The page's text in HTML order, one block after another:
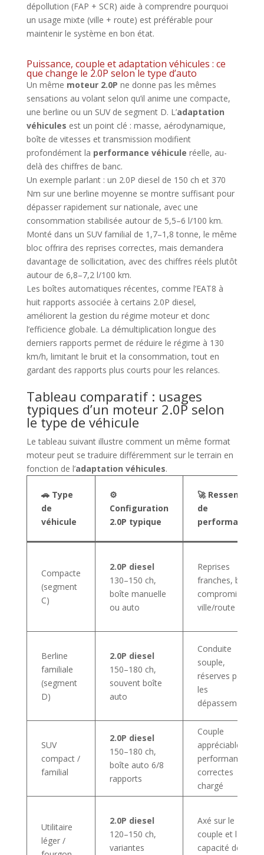
dépollution (FAP + SCR) aide à comprendre pourquoi
un usage mixte (ville + route) est préférable pour
maintenir le système en bon état.
Puissance, couple et adaptation véhicules : ce
que change le 2.0P selon le type d’auto
Un même moteur 2.0P ne donne pas les mêmes
sensations au volant selon qu’il anime une compacte,
une berline ou un SUV de segment D. L’adaptation
véhicules est un point clé : masse, aérodynamique,
boîte de vitesses et transmission modifient
profondément la performance véhicule réelle, au-
delà des chiffres de banc.
Un exemple parlant : un 2.0P diesel de 150 ch et 370
Nm sur une berline moyenne se montre suffisant pour
dépasser rapidement sur nationale, avec une
consommation stabilisée autour de 5,5–6 l/100 km.
Monté dans un SUV familial de 1,7–1,8 tonne, le même
bloc offrira des reprises correctes, mais demandera
davantage de sollicitation, avec des chiffres réels plutôt
autour de 6,8–7,2 l/100 km.
Les boîtes automatiques récentes, comme l’EAT8 à
huit rapports associée à certains 2.0P diesel,
améliorent la gestion du régime moteur et donc
l’efficience globale. La démultiplication longue des
derniers rapports permet de réduire le régime à 130
km/h, limitant le bruit et la consommation, tout en
gardant des rapports plus courts pour les relances.
Tableau comparatif : usages
typiques d’un moteur 2.0P selon
le type de véhicule
Le tableau suivant illustre comment un même format
moteur peut se traduire différemment sur le terrain en
fonction de l’adaptation véhicules.
🚗 Type
de
véhicule
⚙️
Configuration
2.0P typique
🚀 Ressenti
de
performance
Compacte
(segment
C)
2.0P diesel
130–150 ch,
boîte manuelle
ou auto
Reprises
franches, bon
compromis
ville/route
Berline
familiale
(segment
D)
2.0P diesel
150–180 ch,
souvent boîte
auto
Conduite
souple,
réserves pour
les
dépassements
SUV
compact /
familial
2.0P diesel
150–180 ch,
boîte auto 6/8
rapports
Couple
appréciable,
performances
correctes
chargé
Utilitaire
léger /
2.0P diesel
120–150 ch,
variantes
Axé sur le
couple et la
capacité de